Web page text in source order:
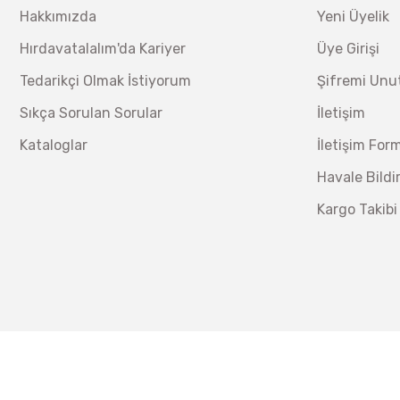
Lüdecke
Lüdecke ES13T Stoper Kaplin Hava Hortum 13 mm
Hakkımızda
Hırdavatalalım'da Kariyer
Tedarikçi Olmak İstiyorum
Sıkça Sorulan Sorular
Kataloglar
Yeni Üyelik
Üye Girişi
Şifremi
İletişim
İletişim
Havale
Kargo Takibi